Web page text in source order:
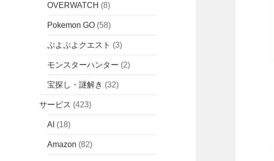
OVERWATCH (8)
Pokemon GO (58)
ぷよぷよクエスト (3)
モンスターハンター (2)
宝探し・謎解き (32)
サービス (423)
AI (18)
Amazon (82)